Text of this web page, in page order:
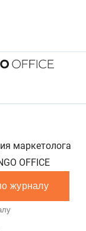
маркетолога
OFFICE
журналу